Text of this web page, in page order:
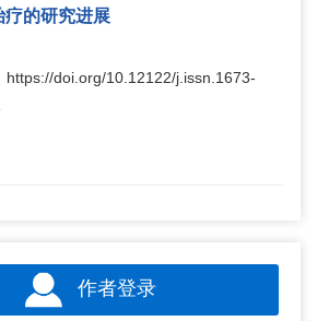
疗的研究进展
https://doi.org/10.12122/j.issn.1673-
作者登录